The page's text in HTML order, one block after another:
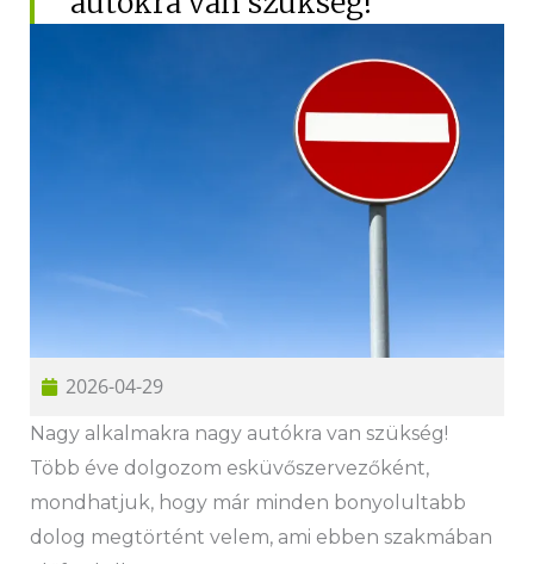
Hűtőautó bérlés
Feltételek
Szolgáltatások
Gy.i.k.
2026-04-29
Nagy alkalmakra nagy autókra van szükség!
Több éve dolgozom esküvőszervezőként,
mondhatjuk, hogy már minden bonyolultabb
dolog megtörtént velem, ami ebben szakmában